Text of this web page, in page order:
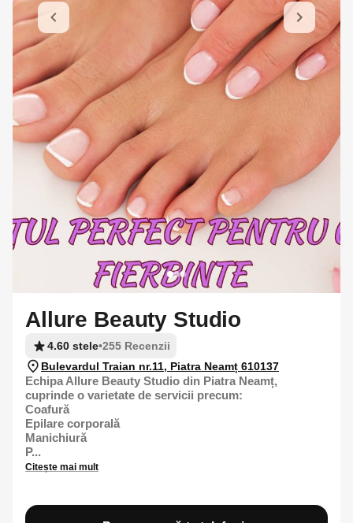
Allure Beauty Studio
4.60 stele•255 Recenzii
Bulevardul Traian nr.11, Piatra Neamț 610137
Echipa Allure Beauty Studio din Piatra Neamț,
cuprinde o varietate de servicii precum:
Coafură
Epilare corporală
Manichiură
P...
Citește mai mult